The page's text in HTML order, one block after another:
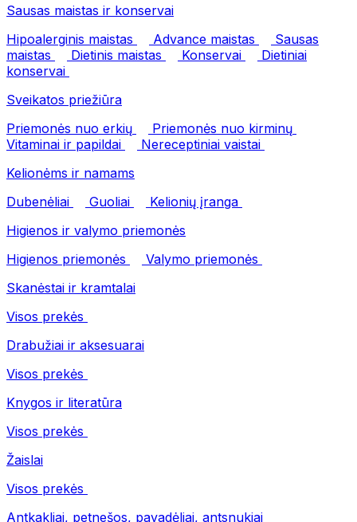
Sausas maistas ir konservai
Hipoalerginis maistas
Advance maistas
Sausas
maistas
Dietinis maistas Konservai
Dietiniai
konservai
Sveikatos priežiūra
Priemonės nuo erkių
Priemonės nuo kirminų
Vitaminai ir papildai
Nereceptiniai vaistai
Kelionėms ir namams
Dubenėliai
Guoliai
Kelionių įranga
Higienos ir valymo priemonės
Higienos priemonės
Valymo priemonės
Skanėstai ir kramtalai
Visos prekės
Drabužiai ir aksesuarai
Visos prekės
Knygos ir literatūra
Visos prekės
Žaislai
Visos prekės
Antkakliai, petnešos, pavadėliai, antsnukiai